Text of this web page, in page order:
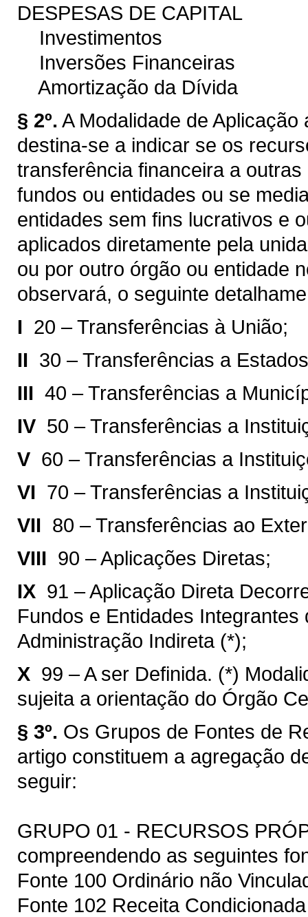
DESPESAS DE CAPITAL
Investimentos
Inversões Financeiras
Amortização da Dívida
§ 2º. A Modalidade de
destina-se a indicar se os
transferência financeira a
fundos ou entidades ou se
entidades sem fins lucrativos e
aplicados diretamente pela
ou por outro órgão ou entidade
observará, o seguinte
I  20 – Transferências à União;
II  30 – Transferências a
III  40 – Transferências a
IV  50 – Transferências a
V  60 – Transferências a
VI  70 – Transferências a
VII  80 – Transferências ao
VIII  90 – Aplicações Diretas;
IX  91 – Aplicação Direta
Fundos e Entidades
Administração Indireta (*);
X  99 – A ser Definida. (*)
sujeita a orientação do Órgão
§ 3º. Os Grupos de Fontes de
artigo constituem a agregação
seguir:
GRUPO 01 - RECURSOS
compreendendo as seguintes
Fonte 100 Ordinário não
Fonte 102 Receita